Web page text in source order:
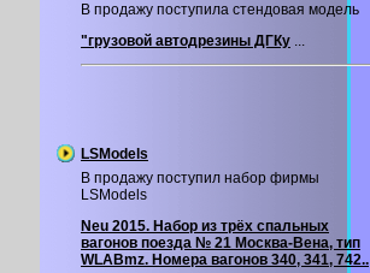
В продажу поступила стендовая модель
"грузовой автодрезины ДГКу ...
LSModels
В продажу поступил набор фирмы
LSModels
Neu 2015. Набор из трёх спальных
вагонов поезда № 21 Москва-Вена, тип
WLABmz. Номера вагонов 340, 341, 742..